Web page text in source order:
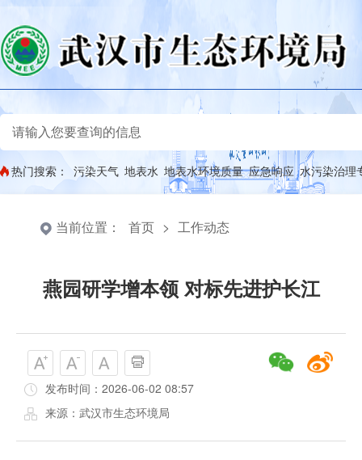
热门搜索： 污染天气 地表水 地表水环境质量 应急响应 水污染治理
当前位置： 首页 > 工作动态
燕园研学增本领 对标先进护长江
发布时间：2026-06-02 08:57
来源：武汉市生态环境局